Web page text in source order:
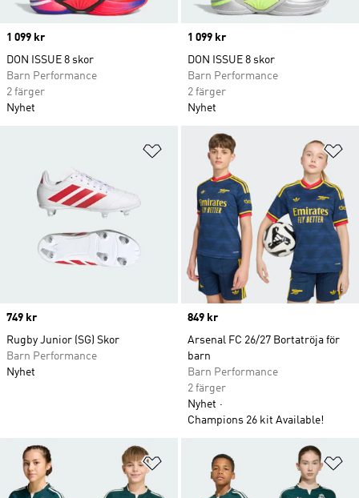
Price
1 099 kr
DON ISSUE 8 skor
Barn Performance
2 färger
Nyhet
Price
1 099 kr
DON ISSUE 8 skor
Barn Performance
2 färger
Nyhet
Lägg till på önskelistan
Price
749 kr
Rugby Junior (SG) Skor
Barn Performance
Nyhet
Price
849 kr
Arsenal FC 26/27 Bortatröja för
barn
Barn Performance
2 färger
Nyhet
Champions 26 kit Available!
Lägg till på önskelistan